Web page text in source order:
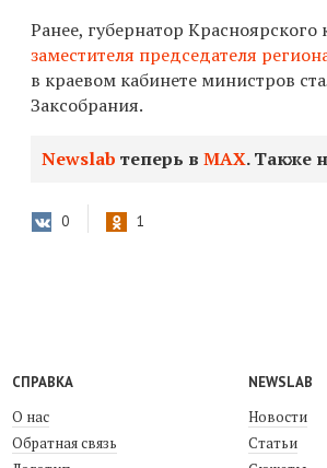
Ранее, губернатор Красноярского
заместителя председателя
в краевом кабинете министров
Заксобрания.
Newslab теперь вМАХ. Также
0 1
СПРАВКА
О нас
Обратная связь
NEWSLAB
Новости
Статьи